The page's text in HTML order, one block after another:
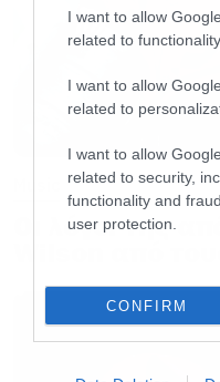
I want to allow
related to
I want to allow
related to
I want to allow
related to security,
functionality and
user protection.
CONFIRM
πορείας τους,
επίπεδο του
FollowSylosis:
Official Website
Instagram
Οι λόγοι της